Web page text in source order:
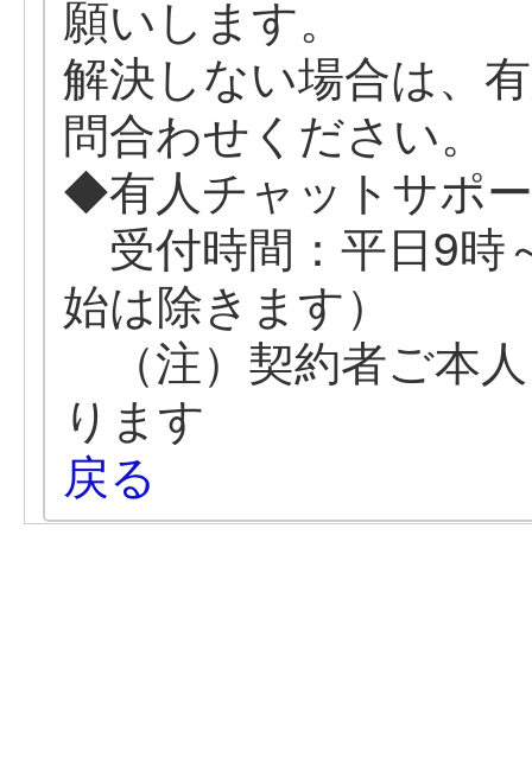
願いします。
解決しない場合は、
問合わせください。
◆有人チャットサポ
受付時間：平日9時
始は除きます）
（注）契約者ご本
ります
戻る